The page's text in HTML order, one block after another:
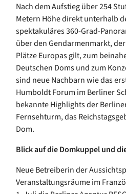
Nach dem Aufstieg über 254
Metern Höhe direkt unterhalb
spektakuläres 360-Grad-
über den Gendarmenmarkt,
Plätze Europas gilt, zum
Deutschen Doms und zum
sind neue Nachbarn wie das
Humboldt Forum im Berliner
bekannte Highlights der
Fernsehturm, das
Dom.
Blick auf die Domkuppel und
Neue Betreiberin der
Veranstaltungsräume im